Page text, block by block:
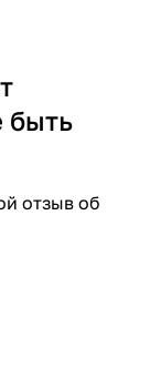
быть
отзыв об